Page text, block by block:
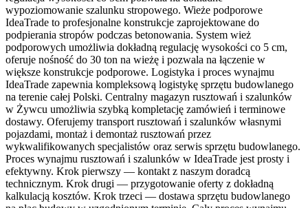
wypoziomowanie szalunku stropowego. Wieże podporowe
IdeaTrade to profesjonalne konstrukcje zaprojektowane do
podpierania stropów podczas betonowania. System wież
podporowych umożliwia dokładną regulację wysokości co 5 cm,
oferuje nośność do 30 ton na wieżę i pozwala na łączenie w
większe konstrukcje podporowe. Logistyka i proces wynajmu
IdeaTrade zapewnia kompleksową logistykę sprzętu budowlanego
na terenie całej Polski. Centralny magazyn rusztowań i szalunków
w Żywcu umożliwia szybką kompletację zamówień i terminowe
dostawy. Oferujemy transport rusztowań i szalunków własnymi
pojazdami, montaż i demontaż rusztowań przez
wykwalifikowanych specjalistów oraz serwis sprzętu budowlanego.
Proces wynajmu rusztowań i szalunków w IdeaTrade jest prosty i
efektywny. Krok pierwszy — kontakt z naszym doradcą
technicznym. Krok drugi — przygotowanie oferty z dokładną
kalkulacją kosztów. Krok trzeci — dostawa sprzętu budowlanego